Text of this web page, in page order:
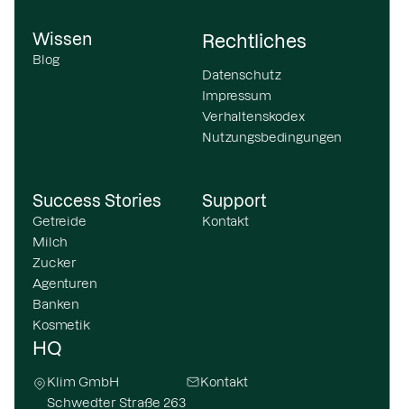
Wissen
Blog
Rechtliches
Datenschutz
Impressum
Verhaltenskodex
Nutzungsbedingungen
Success Stories
Getreide
Milch
Zucker
Agenturen
Banken
Kosmetik
Support
Kontakt
HQ
Klim GmbH
Schwedter Straße 263
Kontakt